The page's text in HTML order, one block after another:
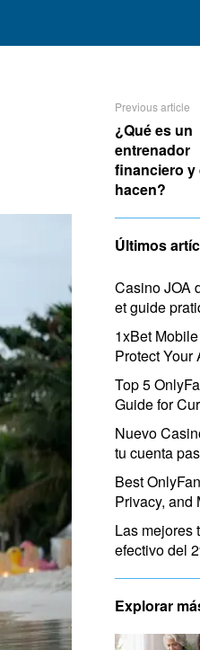
Previous article
¿Qué es un
entrenador
financiero y
hacen?
Últimos
Casino JOA
et guide
1xBet
Protect Your
Top 5
Guide for
Nuevo
tu cuenta
Best
Privacy, and
Las mejores
efectivo del
Explorar